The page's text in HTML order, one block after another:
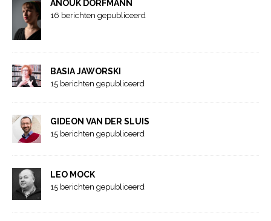
ANOUK DORFMANN
16 berichten gepubliceerd
BASIA JAWORSKI
15 berichten gepubliceerd
GIDEON VAN DER SLUIS
15 berichten gepubliceerd
LEO MOCK
15 berichten gepubliceerd